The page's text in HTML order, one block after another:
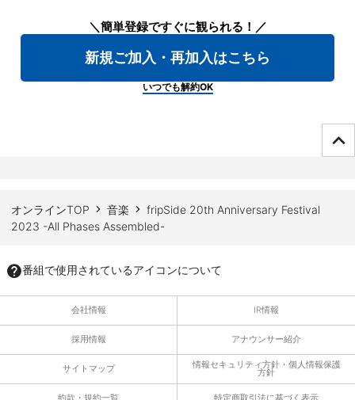
＼簡単登録ですぐに観られる！／
新規ご加入・再加入はこちら
いつでも解約OK
オンラインTOP 音楽
fripSide 20th Anniversary Festival
2023 -All Phases Assembled-
番組で使用されているアイコンについて
会社情報 IR情報
採用情報 アナウンサー紹介
サイトマップ 情報セキュリティ方針・個人情報保護
方針